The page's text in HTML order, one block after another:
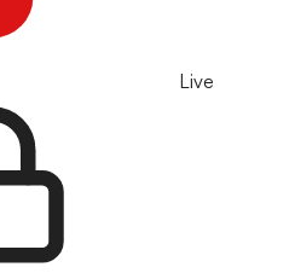
Live